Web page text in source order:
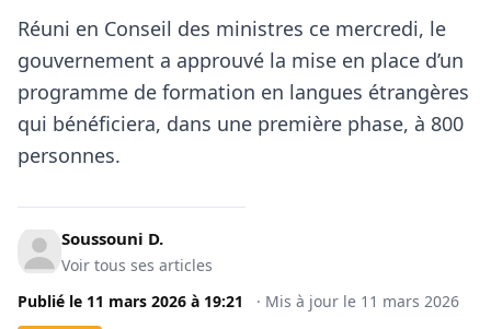
Réuni en Conseil des ministres ce mercredi, le
gouvernement a approuvé la mise en place d’un
programme de formation en langues étrangères
qui bénéficiera, dans une première phase, à 800
personnes.
Soussouni D.
Voir tous ses articles
Publié le 11 mars 2026 à 19:21 · Mis à jour le 11 mars 2026